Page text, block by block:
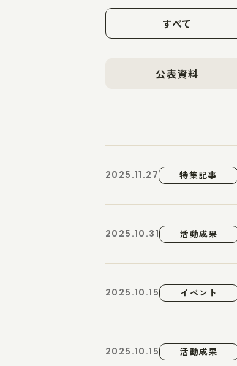
すべて
公表資料
2025.11.27 特集記事
2025.10.31 活動成果
2025.10.15 イベント
2025.10.15 活動成果